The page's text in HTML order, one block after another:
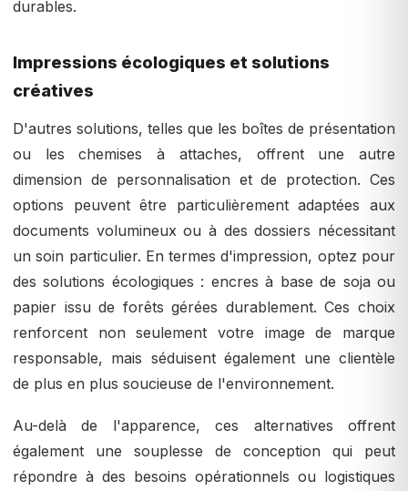
durables.
Impressions écologiques et solutions
créatives
D'autres solutions, telles que les boîtes de présentation
ou les chemises à attaches, offrent une autre
dimension de personnalisation et de protection. Ces
options peuvent être particulièrement adaptées aux
documents volumineux ou à des dossiers nécessitant
un soin particulier. En termes d'impression, optez pour
des solutions écologiques : encres à base de soja ou
papier issu de forêts gérées durablement. Ces choix
renforcent non seulement votre image de marque
responsable, mais séduisent également une clientèle
de plus en plus soucieuse de l'environnement.
Au-delà de l'apparence, ces alternatives offrent
également une souplesse de conception qui peut
répondre à des besoins opérationnels ou logistiques